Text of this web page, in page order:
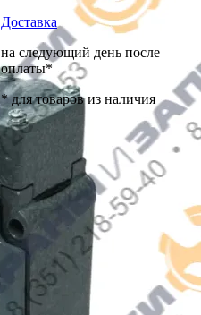
Доставка
на следующий день после
оплаты*
* для товаров из наличия